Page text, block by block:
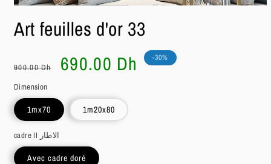
média
1
fenêtre
modale
Art feuilles d'or 33
habituel
900.00 Dh
Prix
soldé
690.00 Dh -30%
Dimension
1mx70 1m20x80
cadre II الاطار
Avec cadre doré